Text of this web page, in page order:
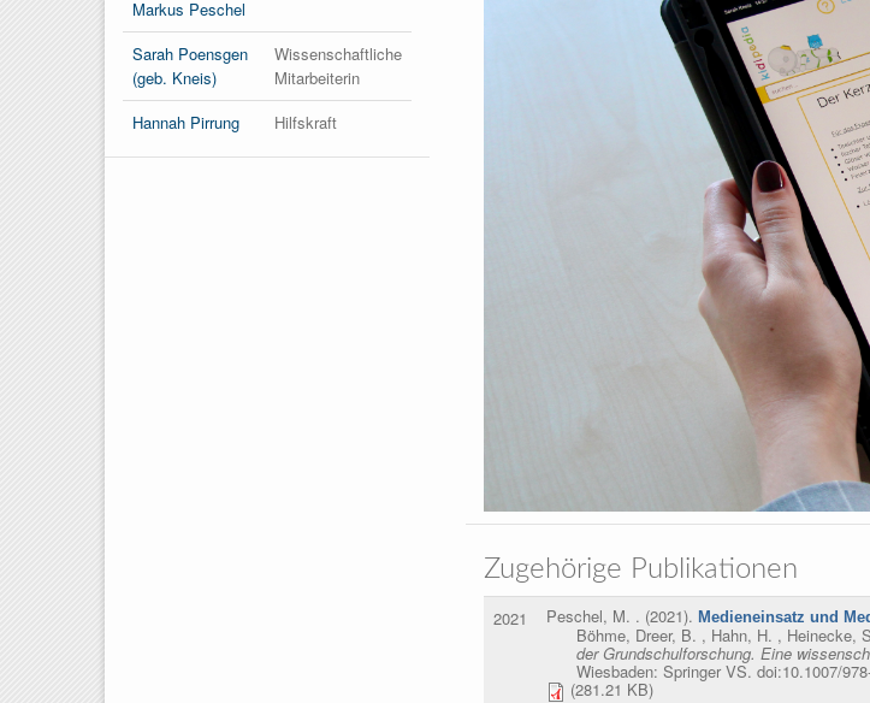
Markus Peschel
Sarah Poensgen
(geb. Kneis)
Wissenschaftliche
Mitarbeiterin
Hannah Pirrung
Hilfskraft
Zugehörige Publikationen
2021 Peschel, M. . (2021). Medieneinsatz und
Böhme, Dreer, B. , Hahn, H. , Heinecke,
der Grundschulforschung. Eine
Wiesbaden: Springer VS. doi:10.1007/
(281.21 KB)